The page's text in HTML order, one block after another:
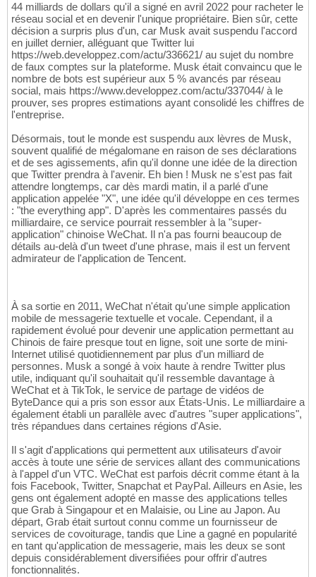
44 milliards de dollars qu'il a signé en avril 2022 pour racheter le
réseau social et en devenir l'unique propriétaire. Bien sûr, cette
décision a surpris plus d'un, car Musk avait suspendu l'accord
en juillet dernier, alléguant que Twitter lui
https://web.developpez.com/actu/336621/ au sujet du nombre
de faux comptes sur la plateforme. Musk était convaincu que le
nombre de bots est supérieur aux 5 % avancés par réseau
social, mais https://www.developpez.com/actu/337044/ à le
prouver, ses propres estimations ayant consolidé les chiffres de
l'entreprise.
Désormais, tout le monde est suspendu aux lèvres de Musk,
souvent qualifié de mégalomane en raison de ses déclarations
et de ses agissements, afin qu'il donne une idée de la direction
que Twitter prendra à l'avenir. Eh bien ! Musk ne s'est pas fait
attendre longtemps, car dès mardi matin, il a parlé d'une
application appelée "X", une idée qu'il développe en ces termes
: "the everything app". D'après les commentaires passés du
milliardaire, ce service pourrait ressembler à la "super-
application" chinoise WeChat. Il n'a pas fourni beaucoup de
détails au-delà d'un tweet d'une phrase, mais il est un fervent
admirateur de l'application de Tencent.
À sa sortie en 2011, WeChat n'était qu'une simple application
mobile de messagerie textuelle et vocale. Cependant, il a
rapidement évolué pour devenir une application permettant au
Chinois de faire presque tout en ligne, soit une sorte de mini-
Internet utilisé quotidiennement par plus d'un milliard de
personnes. Musk a songé à voix haute à rendre Twitter plus
utile, indiquant qu'il souhaitait qu'il ressemble davantage à
WeChat et à TikTok, le service de partage de vidéos de
ByteDance qui a pris son essor aux États-Unis. Le milliardaire a
également établi un parallèle avec d'autres "super applications",
très répandues dans certaines régions d'Asie.
Il s'agit d'applications qui permettent aux utilisateurs d'avoir
accès à toute une série de services allant des communications
à l'appel d'un VTC. WeChat est parfois décrit comme étant à la
fois Facebook, Twitter, Snapchat et PayPal. Ailleurs en Asie, les
gens ont également adopté en masse des applications telles
que Grab à Singapour et en Malaisie, ou Line au Japon. Au
départ, Grab était surtout connu comme un fournisseur de
services de covoiturage, tandis que Line a gagné en popularité
en tant qu'application de messagerie, mais les deux se sont
depuis considérablement diversifiées pour offrir d'autres
fonctionnalités.